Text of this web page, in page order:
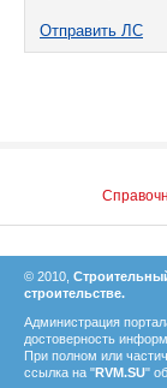
Отправить ЛС
© 2010,
строительстве.
Администрация
достоверность
При полном или
ссылка на "RVM.SU"